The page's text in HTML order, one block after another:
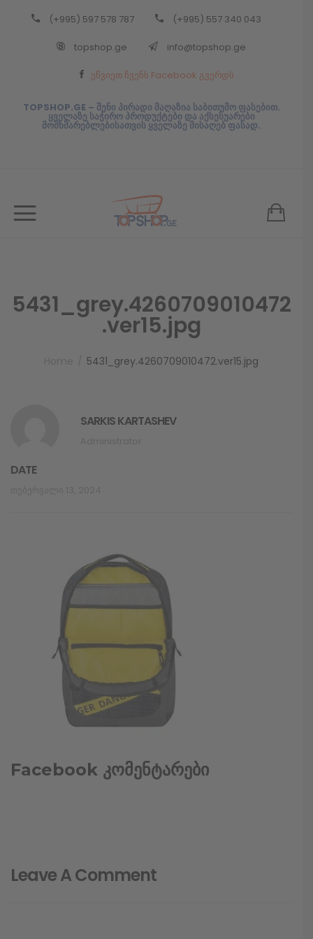
(+995) 597 578 787 (+995) 557 340 043
topshop.ge info@topshop.ge
ეწვიეთ ჩვენს Facebook გვერდს
TOPSHOP.GE – შენი პირადი მაღაზია საბითუმო ფასებით.
ყველაზე საჭირო პროდუქტები და აქსესუარები
მომხმარებლებისათვის ყველაზე მისაღებ ფასად.
5431_grey.4260709010472
.ver15.jpg
5431_grey.4260709010472.ver15.jpg
SARKIS KARTASHEV
DATE
Facebook კომენტარები
Leave A Comment
Back